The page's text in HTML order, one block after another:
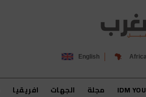
Africa
English
IDM مجلة الجهات افريقيا